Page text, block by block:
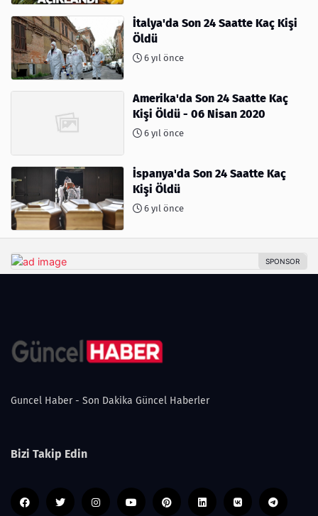
İtalya'da Son 24 Saatte Kaç Kişi
Öldü
6 yıl önce
Amerika'da Son 24 Saatte Kaç
Kişi Öldü - 06 Nisan 2020
6 yıl önce
İspanya'da Son 24 Saatte Kaç
Kişi Öldü
6 yıl önce
Guncel Haber - Son Dakika Güncel Haberler
Bizi Takip Edin